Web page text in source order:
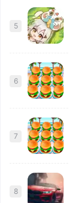
5
6
7
8